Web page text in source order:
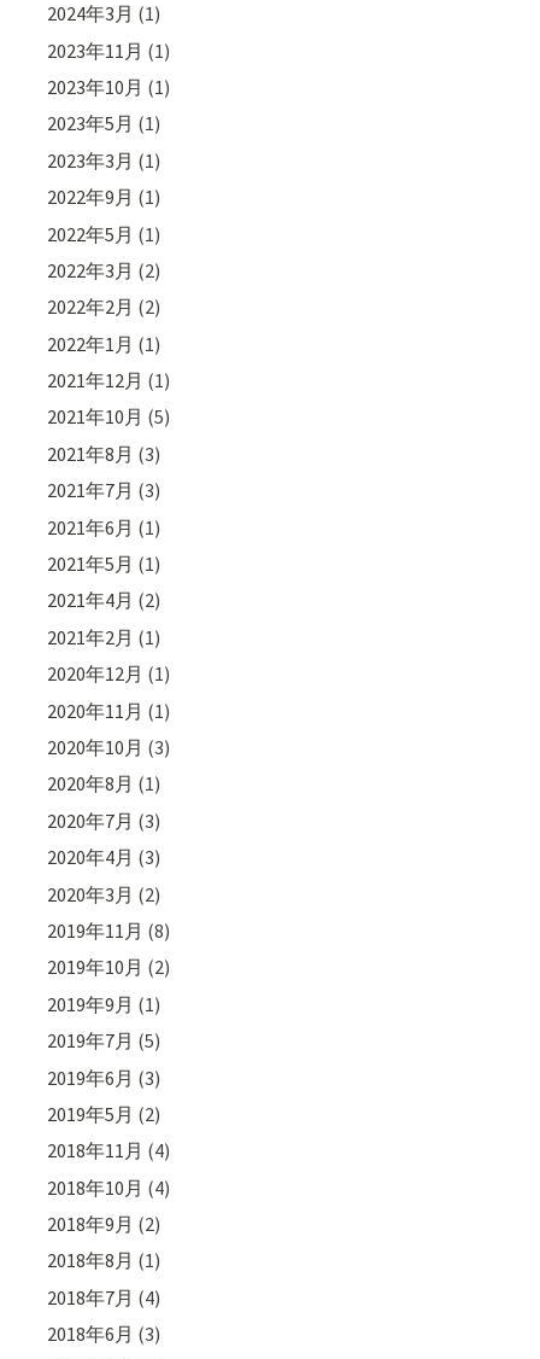
2024年3月 (1)
2023年11月 (1)
2023年10月 (1)
2023年5月 (1)
2023年3月 (1)
2022年9月 (1)
2022年5月 (1)
2022年3月 (2)
2022年2月 (2)
2022年1月 (1)
2021年12月 (1)
2021年10月 (5)
2021年8月 (3)
2021年7月 (3)
2021年6月 (1)
2021年5月 (1)
2021年4月 (2)
2021年2月 (1)
2020年12月 (1)
2020年11月 (1)
2020年10月 (3)
2020年8月 (1)
2020年7月 (3)
2020年4月 (3)
2020年3月 (2)
2019年11月 (8)
2019年10月 (2)
2019年9月 (1)
2019年7月 (5)
2019年6月 (3)
2019年5月 (2)
2018年11月 (4)
2018年10月 (4)
2018年9月 (2)
2018年8月 (1)
2018年7月 (4)
2018年6月 (3)